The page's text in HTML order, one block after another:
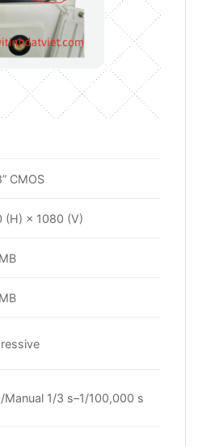
CMOS
(H) × 1080 (V)
Manual 1/3 s–1/100,000 s